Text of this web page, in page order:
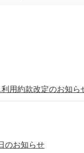
用約款改定のお知ら
のお知らせ